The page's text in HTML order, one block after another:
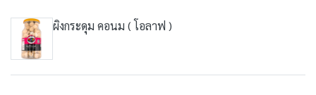
ผิงกระดุม คอนม ( โอลาฟ )